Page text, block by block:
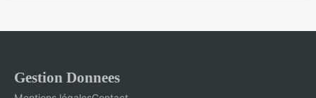
Gestion Donnees